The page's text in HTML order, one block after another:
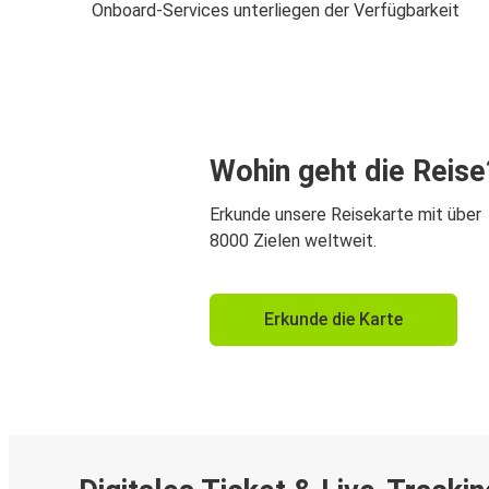
Onboard-Services unterliegen der Verfügbarkeit
Wohin geht die
Erkunde unsere Reisekarte mit über
8000 Zielen weltweit.
Erkunde die Karte